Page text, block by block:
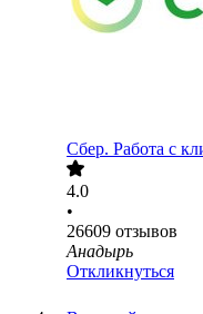
Сбер. Работа с
4.0
•
26609 отзывов
Анадырь
Откликнуться